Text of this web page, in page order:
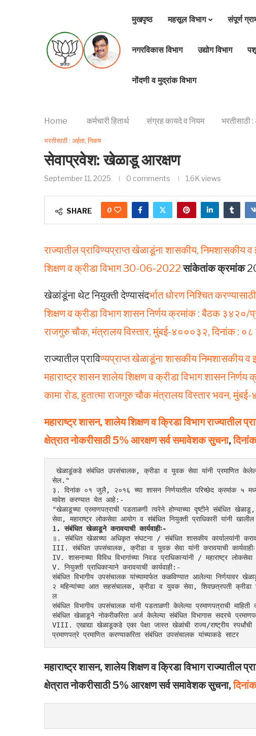
मुखपृष्ठ महसूल विभाग संपूर्ण
नगरविकास विभाग उद्योग विभाग
नोंदणी व मुद्रांक विभाग
Home कर्मचारी हितार्थ संग्रह कायदे व नियम भरतीसाठी :
भरतीसाठी : अर्हता, निकष
सेवाप्रवेश: खेळाडू आरक्षण
September 11, 2025 0 comments 1.6K views
SHARE 0
राज्यातील प्राविण्यप्राप्त खेळाडूंना शासकीय, निमशासकीय
शिक्षण व क्रीडा विभाग 30-06-2022सांकेतांक क्रमांक
खेळांडूंना थेट नियुक्ती देण्यासंदर्भात धोरण निश्चित
शिक्षण व क्रीडा विभाग शासन निर्णय क्रमांक : बैठक ३४२०/
राजगुरु चौक, मंत्रालय विस्तार, मुंबई-४०००३२, दिनांक :
राज्यातील प्राविण्यप्राप्त खेळाडूंना शासकीय निमशासकीय व
महाराष्ट्र शासन शालेय शिक्षण व क्रीडा विभाग शासन
कामा रोड, हुतात्मा राजगुरु चौक मंत्रालय विस्तार भवन,
महाराष्ट्र शासन, शालेय शिक्षण व क्रिडा विभाग राज्यातील
क्षेत्रात नोकरीसाठी 5% आरक्षण सर्व समावेशक सुचना,
सेल."
३. दिनांक ०१ जुलै, २०१६ च्या शासन निर्णयातील परिच्छेद क्रमांक ५
मावेश करण्यात येत आहे:-
"खेळाडूच्या प्रमाणपत्राची पडताळणी त्वरेने होण्याच्या दृष्टीने
सेवा, महाराष्ट्र लोकसेवा आयोग व संबंधित नियुक्ती प्राधिकारी यांनी
1. संबंधित खेळाडूने करावयाची कार्यवाहीः-
॥. संबंधित खेळाच्या अधिकृत संघटना / संबंधित शासकीय कार्यालयांनी
III. संबंधित उपसंचालक, क्रीडा व युवक सेवा यांनी करावयाची
IV. शासनाच्या विविध विभागांच्या निवड प्राधिकाऱ्यांनी / महाराष्ट्र
V. नियुक्ती प्राधिकाऱ्याने करावयाची कार्यवाही:-
संबंधित विभागीय उपसंचालक यांच्यामार्फत कळविण्यात आलेल्या निर्णयावर
२ महिन्यांच्या आत सहसंचालक, क्रीडा व युवक सेवा, शिवछत्रपती
ल
संबंधित विभागीय उपसंचालक यांनी पडताळणी केलेल्या प्रमाणपत्राची
संबंधित खेळाडूने नोकरीकरिता अर्ज केलेल्या संबंधित विभागास सदरचे
VIII. एखाद्या खेळाडूकडे एका पेक्षा जास्त खेळांची राज्य/राष्ट्रीय
प्रमाणपत्रे प्रमाणित करण्याकरिता संबंधित उपसंचालक यांच्याकडे साटर
महाराष्ट्र शासन, शालेय शिक्षण व क्रिडा विभाग राज्यातील
क्षेत्रात नोकरीसाठी 5% आरक्षण सर्व समावेशक सुचना,